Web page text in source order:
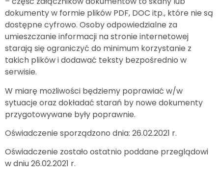
dokumenty w formie plików PDF, DOC itp., które nie są
dostępne cyfrowo. Osoby odpowiedzialne za
umieszczanie informacji na stronie internetowej
starają się ograniczyć do minimum korzystanie z
takich plików i dodawać teksty bezpośrednio w
serwisie.
W miarę możliwości będziemy poprawiać w/w
sytuacje oraz dokładać starań by nowe dokumenty
przygotowywane były poprawnie.
Oświadczenie sporządzono dnia: 26.02.2021 r.
Oświadczenie zostało ostatnio poddane przeglądowi
w dniu 26.02.2021 r.